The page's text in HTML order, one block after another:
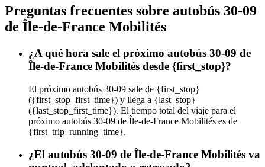
Preguntas frecuentes sobre autobús 30-09
de Île-de-France Mobilités
¿A qué hora sale el próximo autobús 30-09 de
Île-de-France Mobilités desde {first_stop}?
El próximo autobús 30-09 sale de {first_stop}
({first_stop_first_time}) y llega a {last_stop}
({last_stop_first_time}). El tiempo total del viaje para el
próximo autobús 30-09 de Île-de-France Mobilités es de
{first_trip_running_time}.
¿El autobús 30-09 de Île-de-France Mobilités va